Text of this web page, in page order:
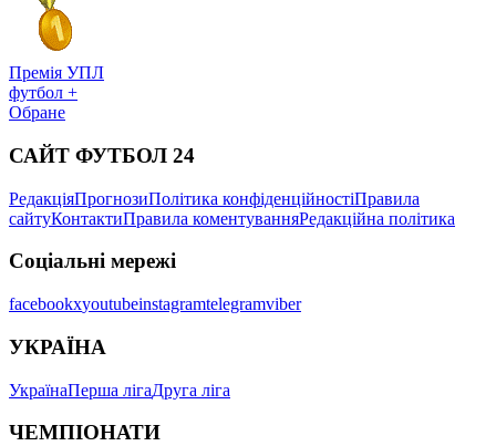
Премія УПЛ
футбол +
Обране
САЙТ ФУТБОЛ 24
РедакціяПрогнозиПолітика конфіденційностіПравила
сайтуКонтактиПравила коментуванняРедакційна політика
Соціальні мережі
facebookxyoutubeinstagramtelegramviber
УКРАЇНА
УкраїнаПерша лігаДруга ліга
ЧЕМПІОНАТИ